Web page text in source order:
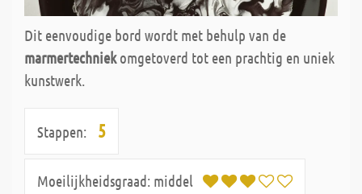
Dit eenvoudige bord wordt met behulp van de
marmertechniekomgetoverd tot een prachtig en uniek
kunstwerk.
Stappen: 5
Moeilijkheidsgraad: middel